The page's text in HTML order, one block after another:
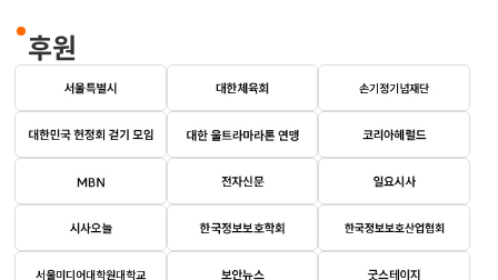
후원